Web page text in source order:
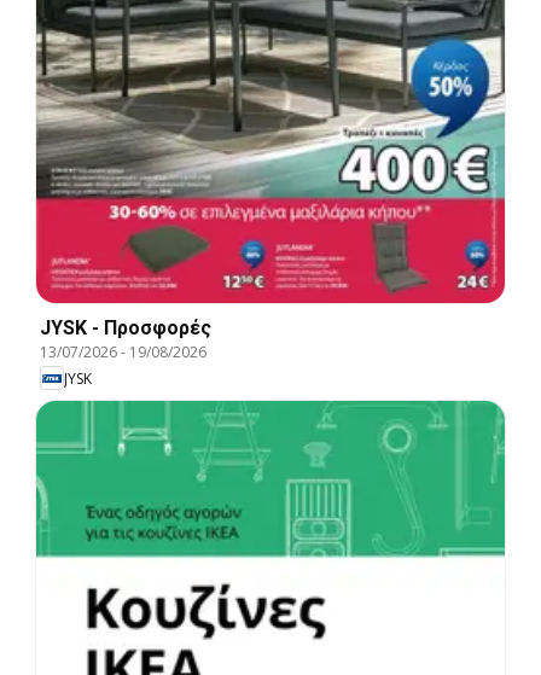
JYSK - Προσφορές
13/07/2026- 19/08/2026
JYSK